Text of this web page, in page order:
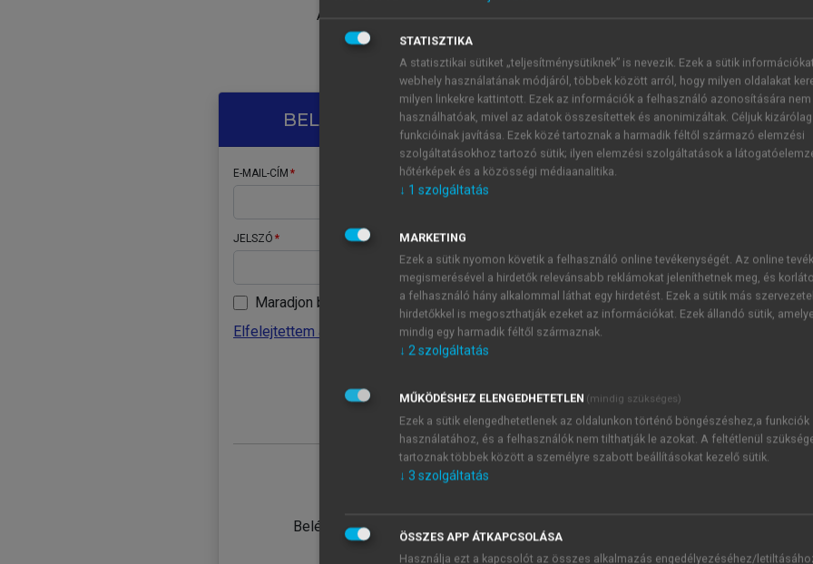
A próbaidőszak elindításához,
vagy hozz
A regisztráció után a
BELÉPÉS SAJÁT FIÓKKAL
E-MAIL-CÍM
JELSZÓ
Maradjon belépve
Elfelejtettem a jelszavamat
Belépés intézményi azonosítóval
ÚJ FIÓK
1 óra
JELSZÓ
Kérek értesítést a MeRSZ
Kérek értesítést az
STATISZTIKA
A statisztikai sütiket „teljesítménysütiknek” is nevezik. Ezek a sütik
webhely használatának módjáról, többek között arról, hogy milyen oldalakat
milyen linkekre kattintott. Ezek az információk a felhasználó azonosítására nem
használhatóak, mivel az adatok összesítettek és anonimizáltak. Céljuk
funkcióinak javítása. Ezek közé tartoznak a harmadik féltől származó elemzési
szolgáltatásokhoz tartozó sütik; ilyen elemzési szolgáltatások a
hőtérképek és a közösségi médiaanalitika.
↓ 1 szolgáltatás
MARKETING
Ezek a sütik nyomon követik a felhasználó online tevékenységét. Az online
megismerésével a hirdetők relevánsabb reklámokat jeleníthetnek meg, és
a felhasználó hány alkalommal láthat egy hirdetést. Ezek a sütik más
hirdetőkkel is megoszthatják ezeket az információkat. Ezek állandó sütik,
mindig egy harmadik féltől származnak.
↓ 2szolgáltatás
MŰKÖDÉSHEZ ELENGEDHETETLEN (mindig szükséges)
Ezek a sütik elengedhetetlenek az oldalunkon történő böngészéshez,a funkciók
használatához, és a felhasználók nem tilthatják le azokat. A feltétlenül
tartoznak többek között a személyre szabott beállításokat kezelő sütik.
↓ 3 szolgáltatás
ÖSSZES APP ÁTKAPCSOLÁSA
Használja ezt a kapcsolót az összes alkalmazás engedélyezéséhez/